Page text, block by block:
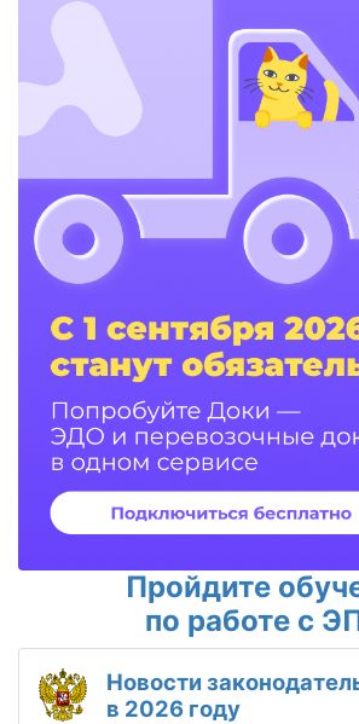
Пройдите
по работе с
Новости
в 2026 году